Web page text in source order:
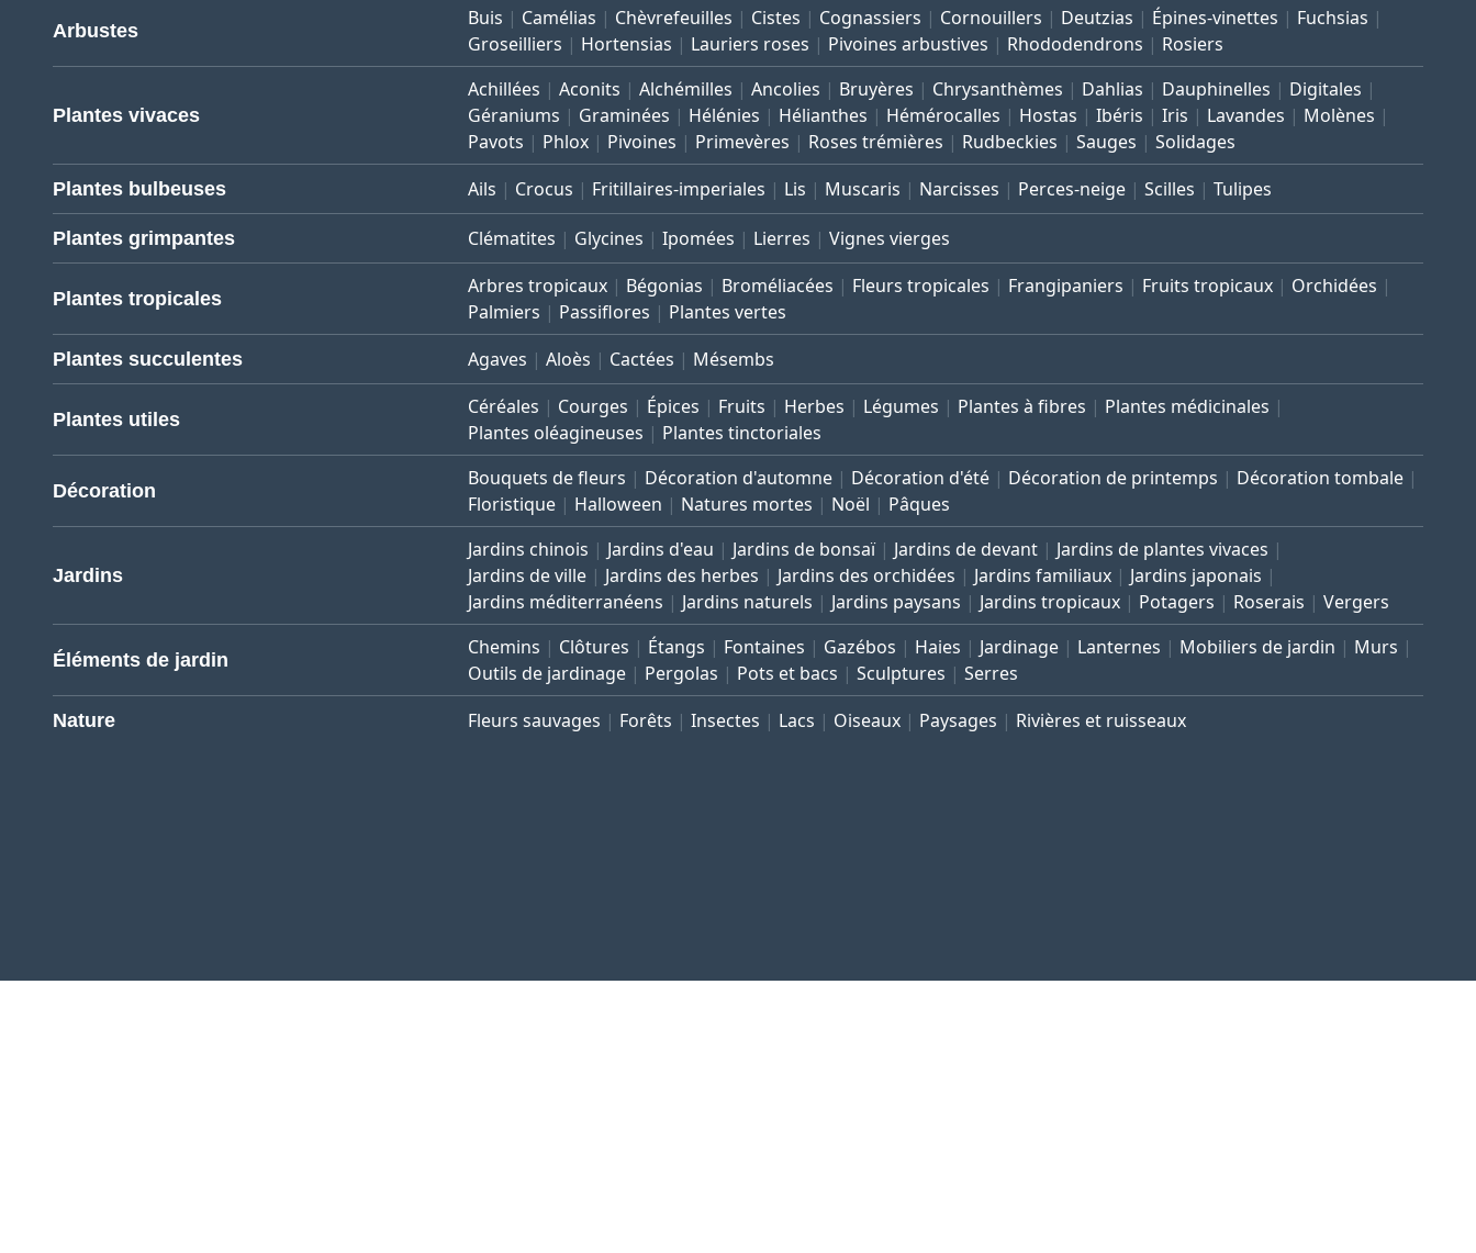
Arbustes
Buis Camélias Chèvrefeuilles Cistes Cognassiers Cornouillers Deutzias Épines-vinettes
Fuchsias
Groseilliers
Hortensias Lauriers roses Pivoines arbustives Rhododendrons Rosiers
Plantes vivaces
Achillées Aconits Alchémilles Ancolies Bruyères Chrysanthèmes Dahlias Dauphinelles
Digitales
Géraniums
Graminées Hélénies Hélianthes Hémérocalles Hostas Ibéris Iris Lavandes
Molènes
Pavots
Phlox Pivoines Primevères Roses trémières Rudbeckies Sauges Solidages
Plantes bulbeuses Ails Crocus Fritillaires-imperiales Lis Muscaris Narcisses Perces-neige Scilles Tulipes
Plantes grimpantes Clématites Glycines Ipomées Lierres Vignes vierges
Plantes tropicales
Arbres tropicaux Bégonias Broméliacées Fleurs tropicales Frangipaniers Fruits tropicaux
Orchidées
Palmiers
Passiflores Plantes vertes
Plantes succulentes Agaves Aloès Cactées Mésembs
Plantes utiles
Céréales Courges Épices Fruits Herbes Légumes Plantes à fibres
Plantes médicinales
Plantes oléagineuses
Plantes tinctoriales
Décoration
Bouquets de fleurs Décoration d'automne Décoration d'été Décoration de printemps
Décoration tombale
Floristique
Halloween Natures mortes Noël Pâques
Jardins
Jardins chinois Jardins d'eau Jardins de bonsaï Jardins de devant
Jardins de plantes vivaces
Jardins de ville
Jardins des herbes Jardins des orchidées Jardins familiaux
Jardins japonais
Jardins méditerranéens
Jardins naturels Jardins paysans Jardins tropicaux Potagers Roserais Vergers
Éléments de jardin
Chemins Clôtures Étangs Fontaines Gazébos Haies Jardinage Lanternes Mobiliers de jardin
Murs
Outils de jardinage
Pergolas Pots et bacs Sculptures Serres
Nature Fleurs sauvages Forêts Insectes Lacs Oiseaux Paysages Rivières et ruisseaux